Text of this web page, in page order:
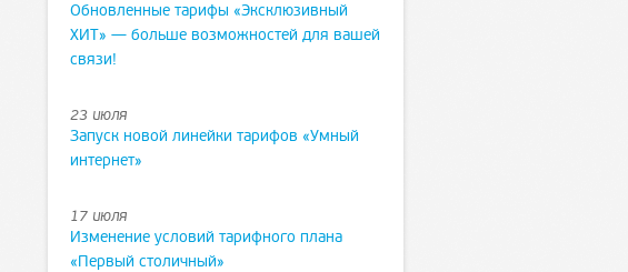
Обновленные тарифы «Эксклюзивный
ХИТ» — больше возможностей для вашей
связи!
23 июля
Запуск новой линейки тарифов «Умный
интернет»
17 июля
Изменение условий тарифного плана
«Первый столичный»